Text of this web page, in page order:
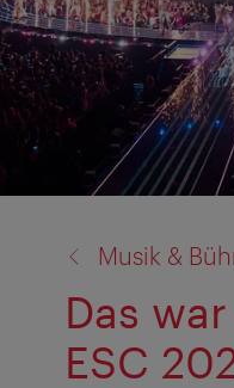
Musik &
Das
ESC